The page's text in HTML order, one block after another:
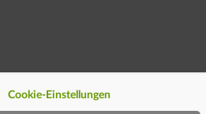
Cookie-Einstellungen